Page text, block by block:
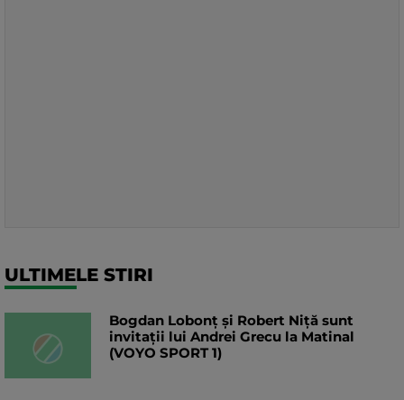
ULTIMELE STIRI
Bogdan Lobonț și Robert Niță sunt
invitații lui Andrei Grecu la Matinal
(VOYO SPORT 1)